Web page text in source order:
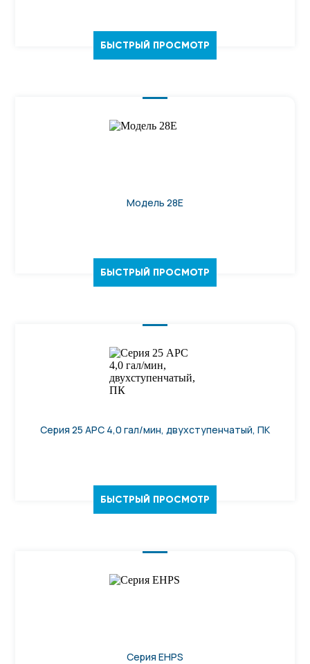
БЫСТРЫЙ ПРОСМОТР
Модель 28Е
БЫСТРЫЙ ПРОСМОТР
Серия 25 APC 4,0 гал/мин, двухступенчатый, ПК
БЫСТРЫЙ ПРОСМОТР
Серия EHPS